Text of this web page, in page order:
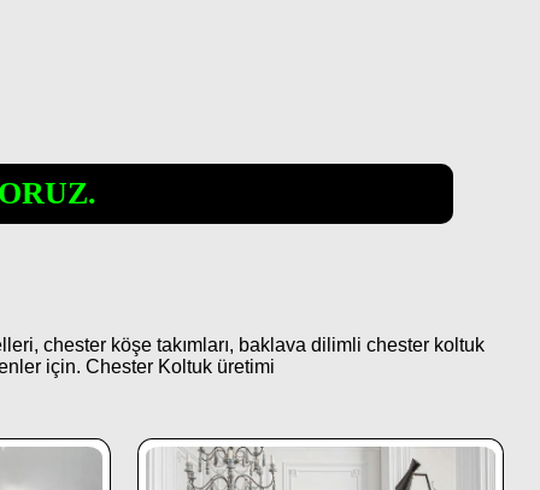
chester köşe takımları, baklava dilimli chester koltuk
için. Chester Koltuk üretimi